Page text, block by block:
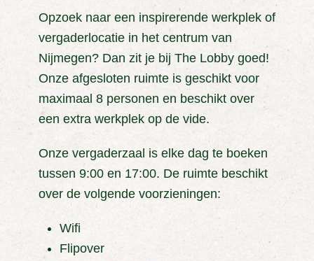
Opzoek naar een inspirerende werkplek of
vergaderlocatie in het centrum van
Nijmegen? Dan zit je bij The Lobby goed!
Onze afgesloten ruimte is geschikt voor
maximaal 8 personen en beschikt over
een extra werkplek op de vide.
Onze vergaderzaal is elke dag te boeken
tussen 9:00 en 17:00. De ruimte beschikt
over de volgende voorzieningen:
Wifi
Flipover